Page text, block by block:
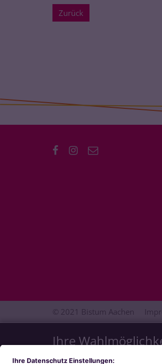
Ihre
Zurück
© 2021 Bistum Aachen